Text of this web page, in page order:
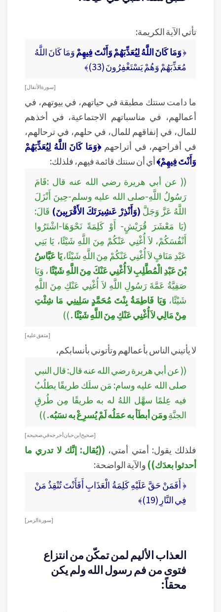
تأتي الآية الكريمة:
﴿وَمَا كَانَ اللَّهُ لِيُعَذِّبَهُمْ وَأَنْتَ فِيهِمْوَمَا كَانَ اللَّهُ
مُعَذِّبَهُمْ وَهُمْ يَسْتَغْفِرُونَ (33)﴾
[ سورة الأنفال ]
ما دامت سنتك مطبقة في حياتهم، في بيوتهم، في
أعمالهم، في مناسباتهم الاجتماعية، في أخذهم
للمال، في إنفاقهم للمال، في حلهم، في ترحالهم،
في أفراحهم، في أتراحهم﴿وَمَا كَانَ اللَّهُ لِيُعَذِّبَهُمْ
وَأَنْتَ فِيهِمْ﴾أي أن سنتك قائمة فيهم، فلذلك:
(( عن أبي هريرة رضي الله عنه قال :قَامَ
رَسُولُ اللَّهِ-صلى الله عليه وسلم-حِينَ أَنْزَلَ
اللَّهُ عَزَّ وَجَلَّ (وَأَنْذِرْ عَشِيرَتَكَ الأَقْرَبِينَ) قَالَ:
(يَا مَعْشَرَ قُرَيْشٍ- أَوْ كَلِمَةً نَحْوَهَا-اشْتَرُوا
أَنْفُسَكُمْ، لاَ أُغْنِي عَنْكُمْ مِنَ اللَّهِ شَيْئًا، يَا بَنِي
عَبْدِ مَنَافٍ لاَ أُغْنِي عَنْكُمْ مِنَ اللَّهِ شَيْئًا،يَا عَبَّاسُ
بْنَ عَبْدِ الْمُطَّلِبِ لاَ أُغْنِي عَنْكَ مِنَ اللَّهِ شَيْئًا، وَيَا
صَفِيَّةُ عَمَّةَ رَسُولِ اللَّهِ لاَ أُغْنِي عَنْكِ مِنَ اللَّهِ
شَيْئًا، وَيَا فَاطِمَةُ بِنْتَ مُحَمَّدٍ سَلِينِي مَا شِئْتِ
مِنْ مَالِي لاَ أُغْنِي عَنْكِ مِنَ اللَّهِ شَيْئًا .))
[ متفق عليه ]
لا يأتيني الناس بأعمالهم وتأتوني بأنسابكم،
(( عن أبي هريرة رضي الله عنه قال: قال النبي
صلى الله عليه وسام: مَن سلَك طريقًا يطلُبُ
فيه عِلمًا سهَّل اللهُ له به طريقًا مِن طُرقِ
الجنَّةِومَن أبطَأ به عمَلُه لَمْ يُسرِعْ به نسَبُه.))
[ صحيح ابن حبان أخرجه في صحيحه ]
فلذلك يقول: أمتي أمتي، ((يُقال: إنَّك لا تدري ما
أحدثوا بعدَك))والآية الواضحة:
﴿ أَفَمَنْ حَقَّ عَلَيْهِ كَلِمَةُ الْعَذَابِ أَفَأَنْتَ تُنْقِذُ مَنْ
فِي النَّارِ (19)﴾
[ سورة الزمر ]
العذاب الأليم لمن تمكّن من انتزاع
فتوى من فم رسول الله ولم يكن
محقاً: